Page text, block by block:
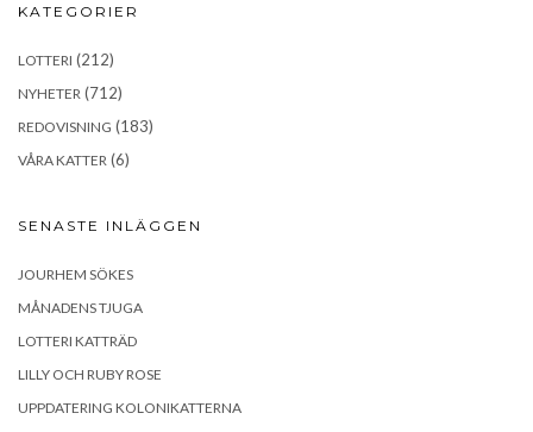
KATEGORIER
LOTTERI (212)
NYHETER (712)
REDOVISNING (183)
VÅRA KATTER (6)
SENASTE INLÄGGEN
JOURHEM SÖKES
MÅNADENS TJUGA
LOTTERI KATTRÄD
LILLY OCH RUBY ROSE
UPPDATERING KOLONIKATTERNA